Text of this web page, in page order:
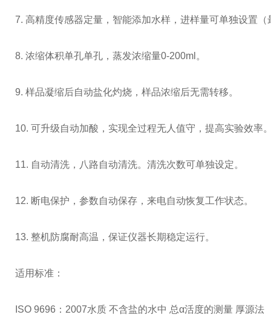
7. 高精度传感器定量，智能添加水样，进样量可单独设置
8. 浓缩体积单孔单孔，蒸发浓缩量0-200ml。
9. 样品凝缩后自动盐化灼烧，样品浓缩后无需转移。
10. 可升级自动加酸，实现全过程无人值守，提高实验效率
11. 自动清洗，八路自动清洗。清洗次数可单独设定。
12. 断电保护，参数自动保存，来电自动恢复工作状态。
13. 整机防腐耐高温，保证仪器长期稳定运行。
适用标准：
ISO 9696：2007水质 不含盐的水中 总α活度的测量 厚源法